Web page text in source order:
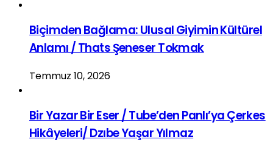
Biçimden Bağlama: Ulusal Giyimin Kültürel
Anlamı / Thats Şeneser Tokmak
Temmuz 10, 2026
Bir Yazar Bir Eser / Tube’den Panlı’ya Çerkes
Hikâyeleri/ Dzıbe Yaşar Yılmaz